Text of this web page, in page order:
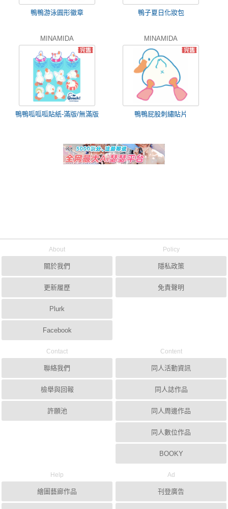
鴨鴨游泳圓形徽章 鴨子夏日化妝包
MINAMIDA
鴨鴨呱呱呱貼紙-滿版/無滿版
MINAMIDA
鴨鴨屁股刺繡貼片
About
關於我們
更新履歷
Plurk
Facebook
Policy
隱私政策
免責聲明
Contact
聯絡我們
檢舉與回報
許願池
Content
同人活動資訊
同人誌作品
同人周邊作品
同人數位作品
BOOKY
Help
繪圖藝廊作品
Ad
刊登廣告